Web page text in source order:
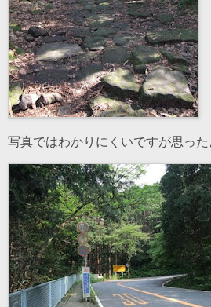
写真ではわかりにくいですが思った